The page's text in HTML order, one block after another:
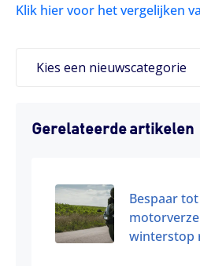
Klik hier voor het vergelijken
Kies een nieuwscategorie
Gerelateerde artikelen
Bespaar
winterstop